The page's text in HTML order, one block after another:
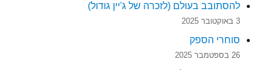
להסתובב בעולם (לזכרה של ג'יין גודול)
3 באוקטובר 2025
סוחרי הספק
26 בספטמבר 2025